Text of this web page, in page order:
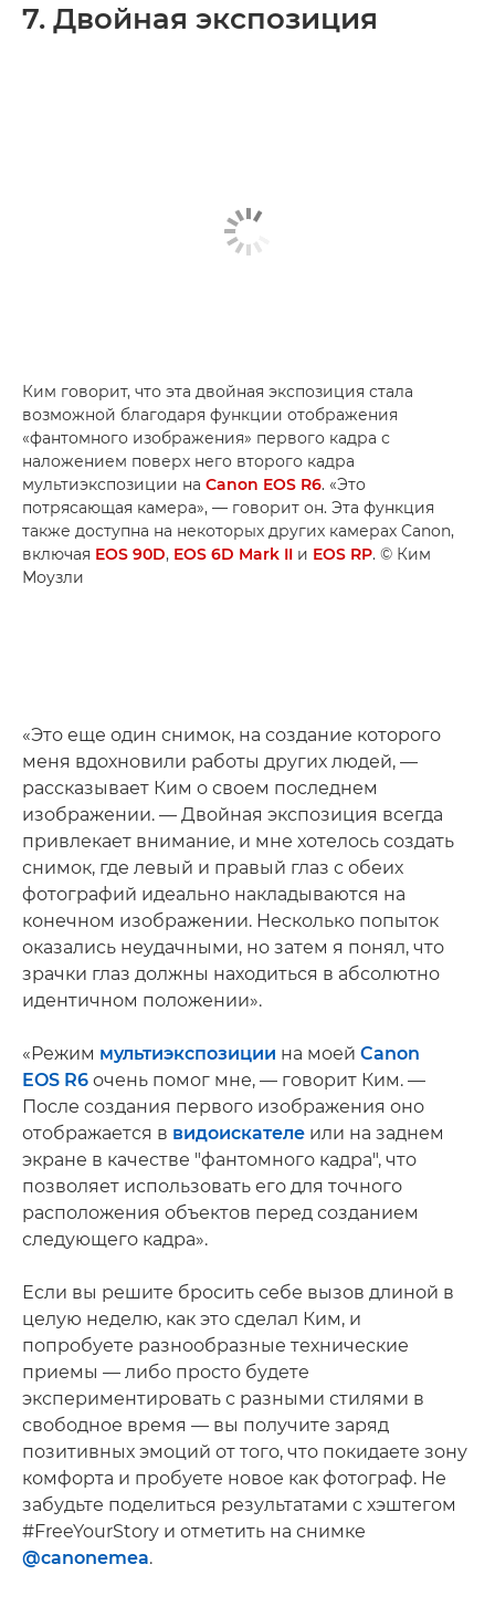
7. Двойная экспозиция
Ким говорит, что эта двойная экспозиция стала
возможной благодаря функции отображения
«фантомного изображения» первого кадра с
наложением поверх него второго кадра
мультиэкспозиции на Canon EOS R6. «Это
потрясающая камера», — говорит он. Эта функция
также доступна на некоторых других камерах Canon,
включая EOS 90D, EOS 6D Mark II и EOS RP. © Ким
Моузли
«Это еще один снимок, на создание которого
меня вдохновили работы других людей, —
рассказывает Ким о своем последнем
изображении. — Двойная экспозиция всегда
привлекает внимание, и мне хотелось создать
снимок, где левый и правый глаз с обеих
фотографий идеально накладываются на
конечном изображении. Несколько попыток
оказались неудачными, но затем я понял, что
зрачки глаз должны находиться в абсолютно
идентичном положении».
«Режим мультиэкспозиции на моей Canon
EOS R6 очень помог мне, — говорит Ким. —
После создания первого изображения оно
отображается в видоискателе или на заднем
экране в качестве "фантомного кадра", что
позволяет использовать его для точного
расположения объектов перед созданием
следующего кадра».
Если вы решите бросить себе вызов длиной в
целую неделю, как это сделал Ким, и
попробуете разнообразные технические
приемы — либо просто будете
экспериментировать с разными стилями в
свободное время — вы получите заряд
позитивных эмоций от того, что покидаете зону
комфорта и пробуете новое как фотограф. Не
забудьте поделиться результатами с хэштегом
#FreeYourStory и отметить на снимке
@canonemea.